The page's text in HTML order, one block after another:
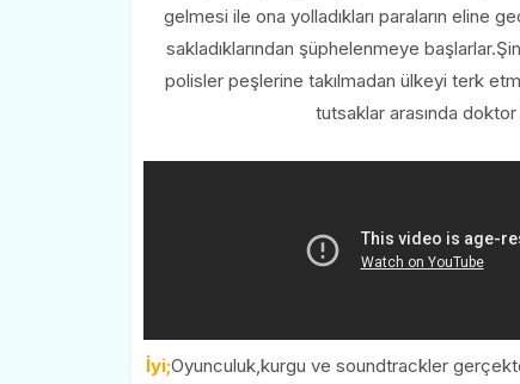
gelmesi ile ona yolladıkları paraların eline
sakladıklarından şüphelenmeye
polisler peşlerine takılmadan ülkeyi terk
tutsaklar arasında
İyi;Oyunculuk,kurgu ve soundtrackler